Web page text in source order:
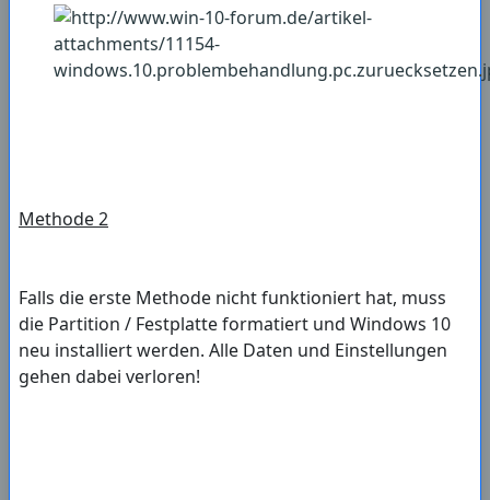
Methode 2
Falls die erste Methode nicht funktioniert hat, muss
die Partition / Festplatte formatiert und Windows 10
neu installiert werden. Alle Daten und Einstellungen
gehen dabei verloren!